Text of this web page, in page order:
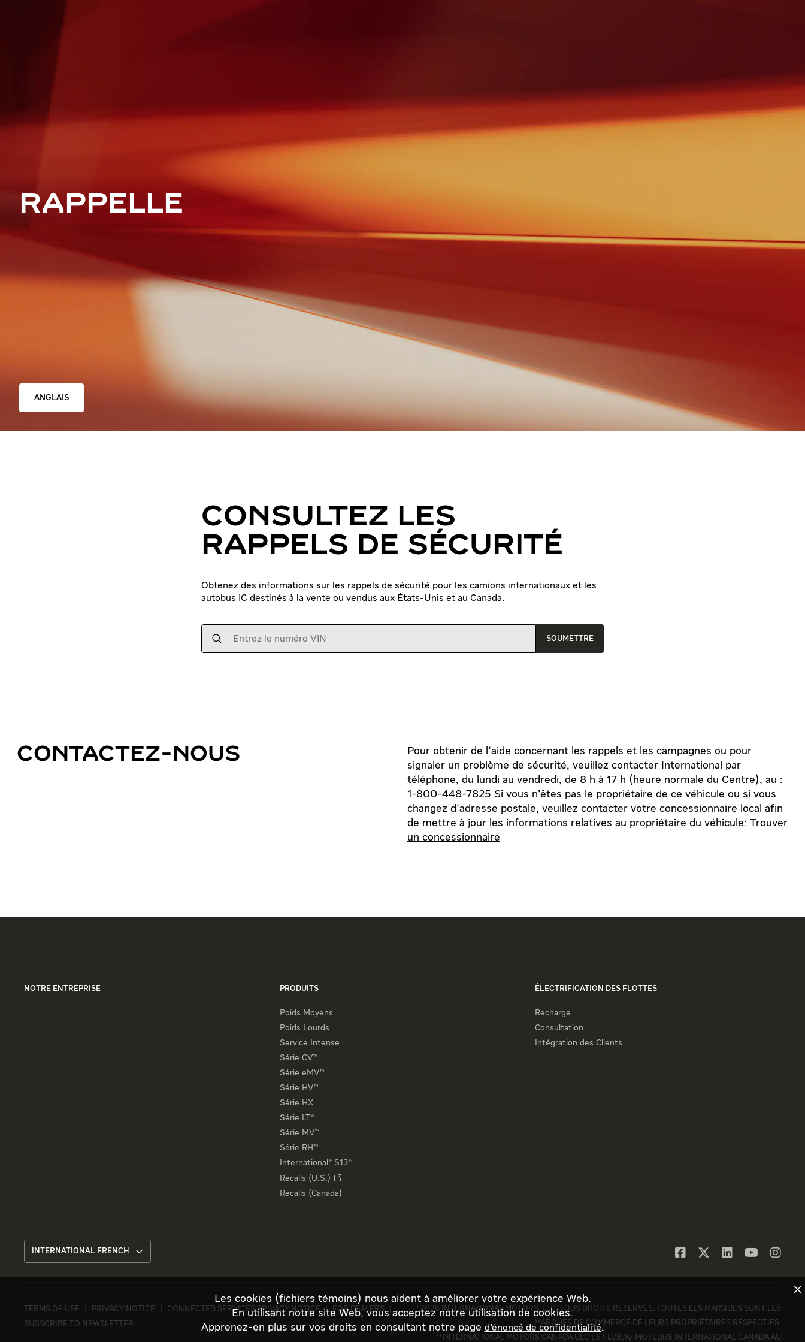
RAPPELLE
ANGLAIS
CONSULTEZ LES
RAPPELS DE SÉCURITÉ
Obtenez des informations sur les rappels de sécurité pour les camions internationaux et les
autobus IC destinés à la vente ou vendus aux États-Unis et au Canada.
SOUMETTRE
CONTACTEZ-NOUS
Pour obtenir de l'aide concernant les rappels et les campagnes ou pour
signaler un problème de sécurité, veuillez contacter International par
téléphone, du lundi au vendredi, de 8 h à 17 h (heure normale du Centre), au :
1-800-448-7825 Si vous n'êtes pas le propriétaire de ce véhicule ou si vous
changez d'adresse postale, veuillez contacter votre concessionnaire local afin
de mettre à jour les informations relatives au propriétaire du véhicule: Trouver
un concessionnaire
NOTRE ENTREPRISE PRODUITS
Poids Moyens
Poids Lourds
Service Intense
Série CV™
Série eMV™
Série HV™
Série HX
Série LT®
Série MV™
Série RH™
International® S13®
Recalls (U.S.)
Recalls (Canada)
ÉLECTRIFICATION DES FLOTTES
Recharge
Consultation
Intégration des Clients
INTERNATIONAL FRENCH
TERMS OF USE PRIVACY NOTICE CONNECTED SERVICES PRIVACY NOTICE
FOR DEALERS
SUBSCRIBE TO NEWSLETTER
2026 INTERNATIONAL MOTORS, LLC. TOUS DROITS RÉSERVÉS. TOUTES LES MARQUES SONT LES
MARQUES DE COMMERCE DE LEURS PROPRIÉTAIRES RESPECTIFS.
**INTERNATIONAL MOTORS CANADA ULC EST D/B/A/ MOTEURS INTERNATIONAL CANADA AU
X
Les cookies (fichiers témoins) nous aident à améliorer votre expérience Web.
En utilisant notre site Web, vous acceptez notre utilisation de cookies.
Apprenez-en plus sur vos droits en consultant notre page d’énoncé de confidentialité.